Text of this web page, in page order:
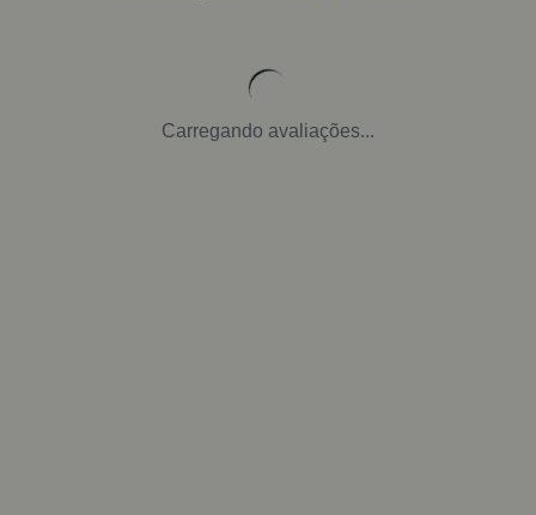
Carregando avaliações...